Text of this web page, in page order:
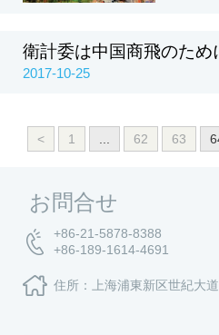
衛計委は中国商飛のため
2017-10-25
< 1 62 63
お問合せ
+86-21-5878-8388
+86-189-1614-4691
住所：上海浦東新区世紀大